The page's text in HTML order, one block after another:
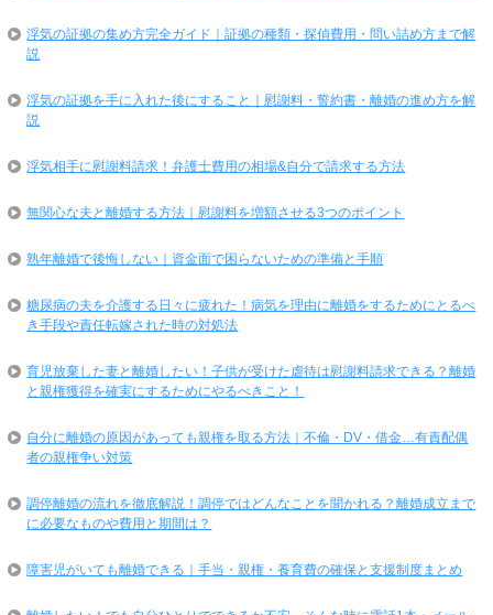
浮気の証拠の集め方完全ガイド｜証拠の種類・探偵費用・問い詰め方まで解
説
浮気の証拠を手に入れた後にすること｜慰謝料・誓約書・離婚の進め方を解
説
浮気相手に慰謝料請求！弁護士費用の相場&自分で請求する方法
無関心な夫と離婚する方法｜慰謝料を増額させる3つのポイント
熟年離婚で後悔しない｜資金面で困らないための準備と手順
糖尿病の夫を介護する日々に疲れた！病気を理由に離婚をするためにとるべ
き手段や責任転嫁された時の対処法
育児放棄した妻と離婚したい！子供が受けた虐待は慰謝料請求できる？離婚
と親権獲得を確実にするためにやるべきこと！
自分に離婚の原因があっても親権を取る方法｜不倫・DV・借金…有責配偶
者の親権争い対策
調停離婚の流れを徹底解説！調停ではどんなことを聞かれる？離婚成立まで
に必要なものや費用と期間は？
障害児がいても離婚できる｜手当・親権・養育費の確保と支援制度まとめ